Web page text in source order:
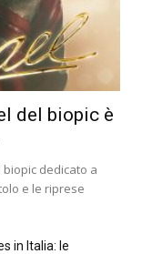
del biopic è
dedicato a
e le riprese
in Italia: le